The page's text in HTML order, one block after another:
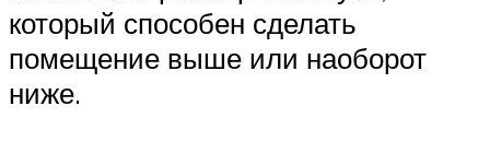
который способен сделать
помещение выше или наоборот
ниже.